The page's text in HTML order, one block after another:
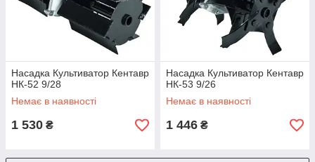
Насадка Культиватор Кентавр
НК-52 9/28
Немає в наявності
1 530 ₴
Насадка Культиватор Кентавр
НК-53 9/26
Немає в наявності
1 446 ₴